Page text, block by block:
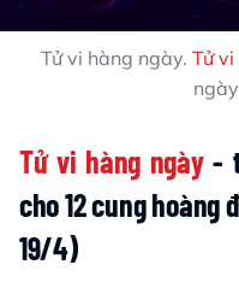
Tử vi hàng ngày. Tử
Tử vi hàng ngày-
cho 12 cung hoàng
19/4)